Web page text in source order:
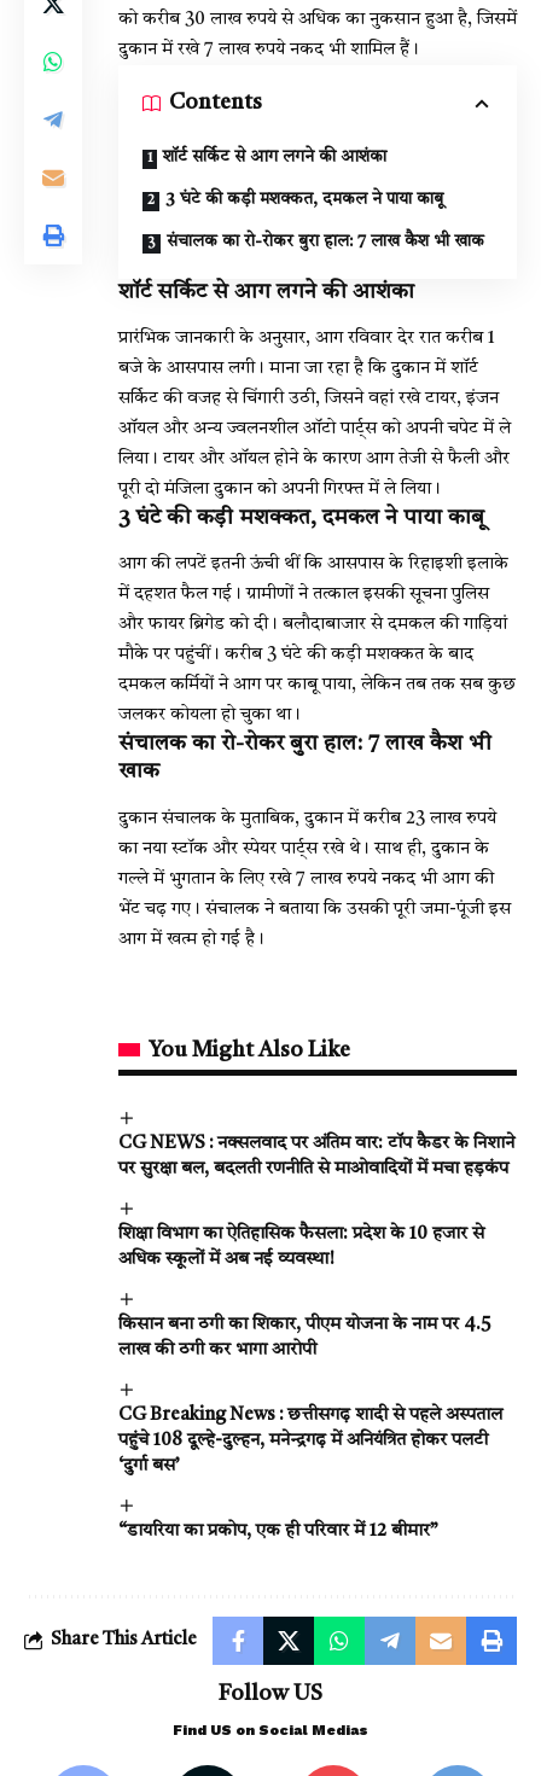
को करीब 30 लाख रुपये से अधिक का नुकसान हुआ है, जिसमें
दुकान में रखे 7 लाख रुपये नकद भी शामिल हैं।
Contents
शॉर्ट सर्किट से आग लगने की आशंका
3 घंटे की कड़ी मशक्कत, दमकल ने पाया काबू
संचालक का रो-रोकर बुरा हाल: 7 लाख कैश भी खाक
शॉर्ट सर्किट से आग लगने की आशंका
प्रारंभिक जानकारी के अनुसार, आग रविवार देर रात करीब 1
बजे के आसपास लगी। माना जा रहा है कि दुकान में शॉर्ट
सर्किट की वजह से चिंगारी उठी, जिसने वहां रखे टायर, इंजन
ऑयल और अन्य ज्वलनशील ऑटो पार्ट्स को अपनी चपेट में ले
लिया। टायर और ऑयल होने के कारण आग तेजी से फैली और
पूरी दो मंजिला दुकान को अपनी गिरफ्त में ले लिया।
3 घंटे की कड़ी मशक्कत, दमकल ने पाया काबू
आग की लपटें इतनी ऊंची थीं कि आसपास के रिहाइशी इलाके
में दहशत फैल गई। ग्रामीणों ने तत्काल इसकी सूचना पुलिस
और फायर ब्रिगेड को दी। बलौदाबाजार से दमकल की गाड़ियां
मौके पर पहुंचीं। करीब 3 घंटे की कड़ी मशक्कत के बाद
दमकल कर्मियों ने आग पर काबू पाया, लेकिन तब तक सब कुछ
जलकर कोयला हो चुका था।
संचालक का रो-रोकर बुरा हाल: 7 लाख कैश भी
खाक
दुकान संचालक के मुताबिक, दुकान में करीब 23 लाख रुपये
का नया स्टॉक और स्पेयर पार्ट्स रखे थे। साथ ही, दुकान के
गल्ले में भुगतान के लिए रखे 7 लाख रुपये नकद भी आग की
भेंट चढ़ गए। संचालक ने बताया कि उसकी पूरी जमा-पूंजी इस
आग में खत्म हो गई है।
You Might Also Like
CG NEWS : नक्सलवाद पर अंतिम वार: टॉप कैडर के निशाने
पर सुरक्षा बल, बदलती रणनीति से माओवादियों में मचा हड़कंप
शिक्षा विभाग का ऐतिहासिक फैसला: प्रदेश के 10 हजार से
अधिक स्कूलों में अब नई व्यवस्था!
किसान बना ठगी का शिकार, पीएम योजना के नाम पर 4.5
लाख की ठगी कर भागा आरोपी
CG Breaking News : छत्तीसगढ़ शादी से पहले अस्पताल
पहुंचे 108 दूल्हे-दुल्हन, मनेन्द्रगढ़ में अनियंत्रित होकर पलटी
‘दुर्गा बस’
“डायरिया का प्रकोप, एक ही परिवार में 12 बीमार”
Share This Article
Follow US
Find US on Social Medias